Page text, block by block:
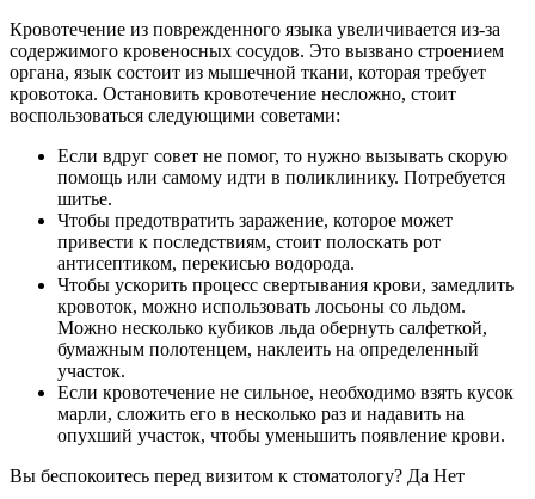
Кровотечение из поврежденного языка увеличивается из-за
содержимого кровеносных сосудов. Это вызвано строением
органа, язык состоит из мышечной ткани, которая требует
кровотока. Остановить кровотечение несложно, стоит
воспользоваться следующими советами:
Если вдруг совет не помог, то нужно вызывать скорую
помощь или самому идти в поликлинику. Потребуется
шитье.
Чтобы предотвратить заражение, которое может
привести к последствиям, стоит полоскать рот
антисептиком, перекисью водорода.
Чтобы ускорить процесс свертывания крови, замедлить
кровоток, можно использовать лосьоны со льдом.
Можно несколько кубиков льда обернуть салфеткой,
бумажным полотенцем, наклеить на определенный
участок.
Если кровотечение не сильное, необходимо взять кусок
марли, сложить его в несколько раз и надавить на
опухший участок, чтобы уменьшить появление крови.
Вы беспокоитесь перед визитом к стоматологу? Да Нет